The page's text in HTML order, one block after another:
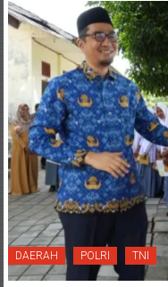
DAERAH POLRI TNI